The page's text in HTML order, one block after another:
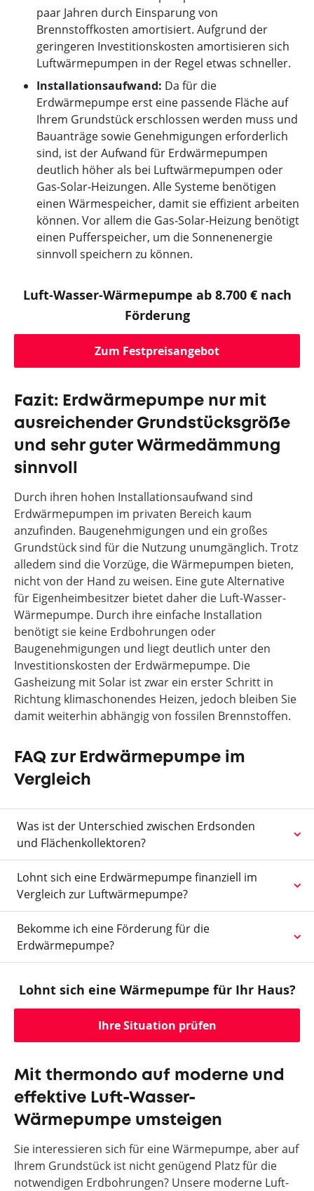
paar Jahren durch Einsparung von
Brennstoffkosten amortisiert. Aufgrund der
geringeren Investitionskosten amortisieren sich
Luftwärmepumpen in der Regel etwas schneller.
Installationsaufwand: Da für die
Erdwärmepumpe erst eine passende Fläche auf
Ihrem Grundstück erschlossen werden muss und
Bauanträge sowie Genehmigungen erforderlich
sind, ist der Aufwand für Erdwärmepumpen
deutlich höher als bei Luftwärmepumpen oder
Gas-Solar-Heizungen. Alle Systeme benötigen
einen Wärmespeicher, damit sie effizient arbeiten
können. Vor allem die Gas-Solar-Heizung benötigt
einen Pufferspeicher, um die Sonnenenergie
sinnvoll speichern zu können.
Luft-Wasser-Wärmepumpe ab 8.700 € nach
Förderung
Zum Festpreisangebot
Fazit: Erdwärmepumpe nur mit
ausreichender Grundstücksgröße
und sehr guter Wärmedämmung
sinnvoll
Durch ihren hohen Installationsaufwand sind
Erdwärmepumpen im privaten Bereich kaum
anzufinden. Baugenehmigungen und ein großes
Grundstück sind für die Nutzung unumgänglich. Trotz
alledem sind die Vorzüge, die Wärmepumpen bieten,
nicht von der Hand zu weisen. Eine gute Alternative
für Eigenheimbesitzer bietet daher die Luft-Wasser-
Wärmepumpe. Durch ihre einfache Installation
benötigt sie keine Erdbohrungen oder
Baugenehmigungen und liegt deutlich unter den
Investitionskosten der Erdwärmepumpe. Die
Gasheizung mit Solar ist zwar ein erster Schritt in
Richtung klimaschonendes Heizen, jedoch bleiben Sie
damit weiterhin abhängig von fossilen Brennstoffen.
FAQ zur Erdwärmepumpe im
Vergleich
Was ist der Unterschied zwischen Erdsonden
und Flächenkollektoren?
Lohnt sich eine Erdwärmepumpe finanziell im
Vergleich zur Luftwärmepumpe?
Bekomme ich eine Förderung für die
Erdwärmepumpe?
Lohnt sich eine Wärmepumpe für Ihr Haus?
Ihre Situation prüfen
Mit thermondo auf moderne und
effektive Luft-Wasser-
Wärmepumpe umsteigen
Sie interessieren sich für eine Wärmepumpe, aber auf
Ihrem Grundstück ist nicht genügend Platz für die
notwendigen Erdbohrungen? Unsere moderne Luft-